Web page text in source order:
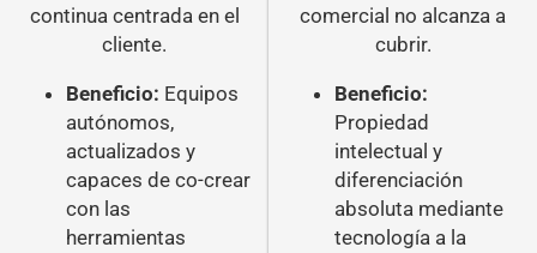
continua centrada en el
cliente.
Beneficio: Equipos
autónomos,
actualizados y
capaces de co-crear
con las
herramientas
comercial no alcanza a
cubrir.
Beneficio:
Propiedad
intelectual y
diferenciación
absoluta mediante
tecnología a la